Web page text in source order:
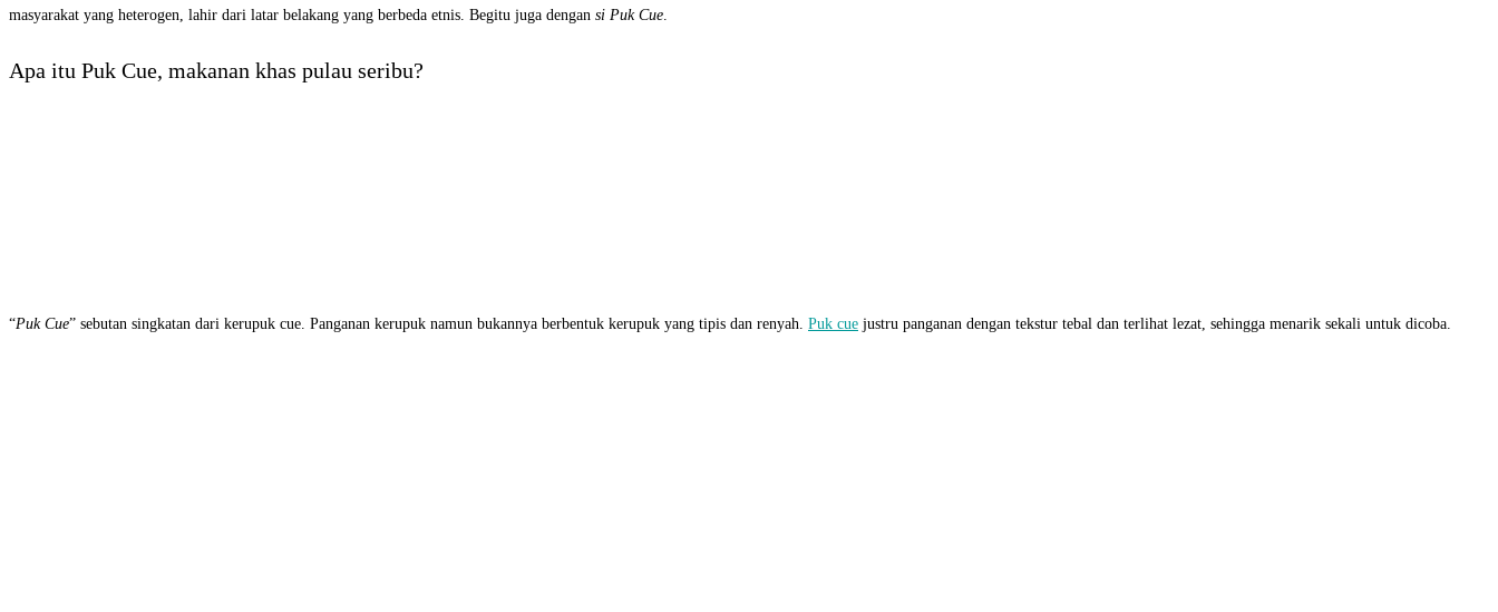
masyarakat yang heterogen, lahir dari latar belakang yang berbeda etnis. Begitu juga dengan si Puk Cue.
Apa itu Puk Cue, makanan khas pulau seribu?
“Puk Cue” sebutan singkatan dari kerupuk cue. Panganan kerupuk namun bukannya berbentuk kerupuk yang tipis dan renyah. Puk cue justru panganan dengan tekstur tebal dan terlihat lezat, sehingga menarik sekali untuk dicoba.